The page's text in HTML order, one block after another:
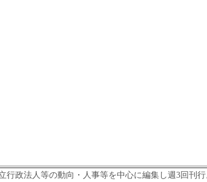
政法人等の動向・人事等を中心に編集し週3回刊